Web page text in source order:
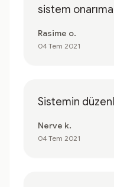
sistem onarıma
Rasime o.
04 Tem 2021
Sistemin
Nerve k.
04 Tem 2021